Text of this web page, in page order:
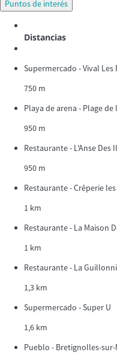
Puntos de interés
Distancias
Supermercado - Vival Les
750 m
Playa de arena - Plage de
950 m
Restaurante - L'Anse Des
950 m
Restaurante - Crêperie
1 km
Restaurante - La Maison
1 km
Restaurante - La
1,3 km
Supermercado - Super U
1,6 km
Pueblo - Bretignolles-sur-